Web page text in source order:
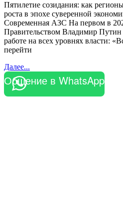
Пятилетие созидания: как
роста в эпохе суверенной
Современная АЗС На первом в
Правительством Владимир Путин
работе на всех уровнях власти:
перейти
Далее...
Общение в WhatsApp